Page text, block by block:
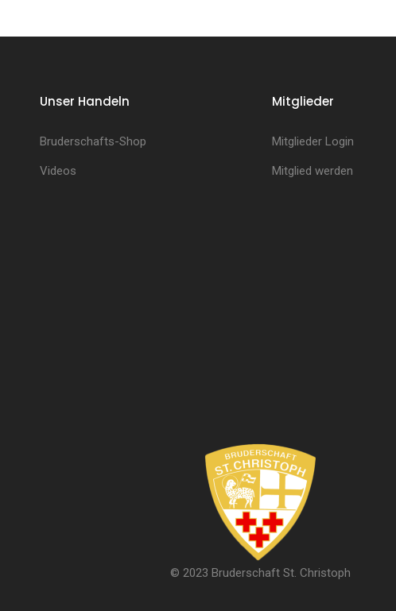
Unser Handeln
Bruderschafts-Shop
Videos
Mitglieder
Mitglieder Login
Mitglied werden
© 2023 Bruderschaft St. Christoph